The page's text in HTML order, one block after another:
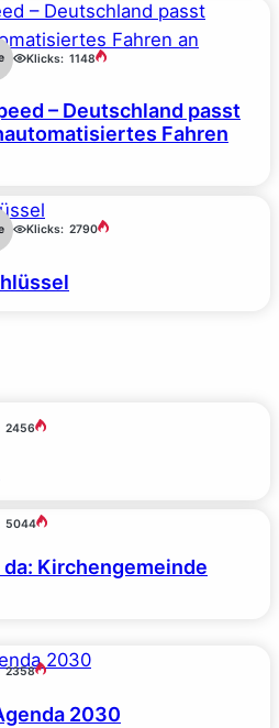
Klicks: 1148
– Deutschland passt
Fahren
Klicks: 2790
2456
5044
Kirchengemeinde
2358
2030